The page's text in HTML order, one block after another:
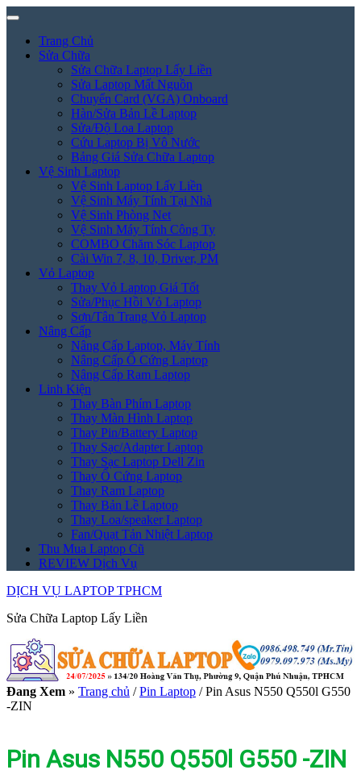
Trang Chủ
Sửa Chữa
Sửa Chữa Laptop Lấy Liền
Sửa Laptop Mất Nguồn
Chuyển Card (VGA) Onboard
Hàn/Sửa Bản Lề Laptop
Sửa/Độ Loa Laptop
Cứu Laptop Bị Vô Nước
Bảng Giá Sửa Chữa Laptop
Vệ Sinh Laptop
Vệ Sinh Laptop Lấy Liền
Vệ Sinh Máy Tính Tại Nhà
Vệ Sinh Phòng Net
Vệ Sinh Máy Tính Công Ty
COMBO Chăm Sóc Laptop
Cài Win 7, 8, 10, Driver, PM
Vỏ Laptop
Thay Vỏ Laptop Giá Tốt
Sửa/Phục Hồi Vỏ Laptop
Sơn/Tân Trang Vỏ Laptop
Nâng Cấp
Nâng Cấp Laptop, Máy Tính
Nâng Cấp Ổ Cứng Laptop
Nâng Cấp Ram Laptop
Linh Kiện
Thay Bàn Phím Laptop
Thay Màn Hình Laptop
Thay Pin/Battery Laptop
Thay Sạc/Adapter Laptop
Thay Sạc Laptop Dell Zin
Thay Ổ Cứng Laptop
Thay Ram Laptop
Thay Bản Lề Laptop
Thay Loa/speaker Laptop
Fan/Quạt Tản Nhiệt Laptop
Thu Mua Laptop Cũ
REVIEW Dịch Vụ
DỊCH VỤ LAPTOP TPHCM
Sửa Chữa Laptop Lấy Liền
Đang Xem » Trang chủ / Pin Laptop /Pin Asus N550 Q550l G550
-ZIN
Pin Asus N550 Q550l G550 -ZIN